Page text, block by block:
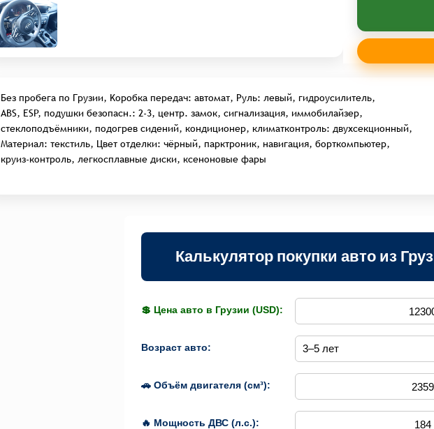
Без пробега по Грузии, Kоробка передач: автомат, Руль: левый, гидроусилитель,
ABS, ESP, подушки безопасн.: 2-3, центр. замок, сигнализация, иммобилайзер,
стеклоподъёмники, подогрев сидений, кондиционер, климатконтроль: двухсекционный,
Материал: текстиль, Цвет отделки: чёрный, парктроник, навигация, борткомпьютер,
круиз-контроль, легкосплавные диски, ксеноновые фары
Калькулятор покупки авто из
💲 Цена авто в Грузии (USD):
Возраст авто:
🚗 Объём двигателя (см³):
🔥 Мощность ДВС (л.с.):